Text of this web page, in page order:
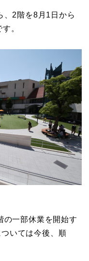
、2階を8月1日から
。
の一部休業を開始す
いては今後、順